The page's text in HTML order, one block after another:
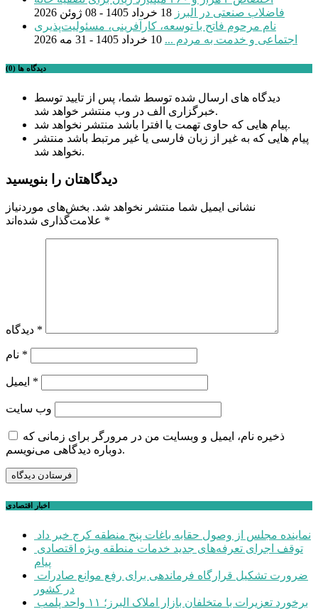
فاضلاب صنعتی در البرز 18 خرداد 1405 - 08 ژوئن 2026
نام مرحوم فاتح با توسعه، کارآفرینی، مسئولیت‌پذیری
اجتماعی و خدمت به مردم ... 10 خرداد 1405 - 31 مه 2026
دیدگاه ها (0)
دیدگاه های ارسال شده توسط شما، پس از تایید توسط
خبرگزاری الف در وب منتشر خواهد شد.
پیام هایی که حاوی تهمت یا افترا باشد منتشر نخواهد شد.
پیام هایی که به غیر از زبان فارسی یا غیر مرتبط باشد منتشر
نخواهد شد.
دیدگاهتان را بنویسید
نشانی ایمیل شما منتشر نخواهد شد. بخش‌های موردنیاز
*
*
*
*
وب‌ سایت
ذخیره نام، ایمیل و وبسایت من در مرورگر برای زمانی که
دوباره دیدگاهی می‌نویسم.
اخبار اقتصادی
نماینده مجلس از وصول حقابه باغات پنج منطقه کرج خبر داد
پیام
در کشور